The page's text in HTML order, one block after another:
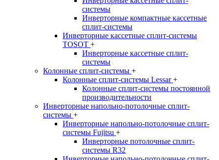
системы
Инверторные компактные кассетные
сплит-системы
Инверторные кассетные сплит-системы
TOSOT +
Инверторные кассетные сплит-
системы
Колонные сплит-системы +
Колонные сплит-системы Lessar+
Колонные сплит-системы постоянной
производительности
Инверторные напольно-потолочные сплит-
системы +
Инверторные напольно-потолочные сплит-
системы Fujitsu +
Инверторные потолочные сплит-
системы R32